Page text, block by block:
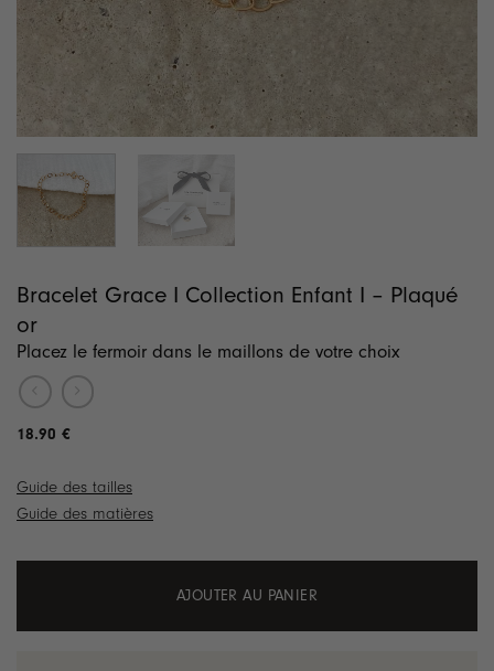
Bracelet Grace I Collection Enfant I – Plaqué
or
Placez le fermoir dans le maillons de votre choix
18.90 €
Guide des tailles
Guide des matières
AJOUTER AU PANIER